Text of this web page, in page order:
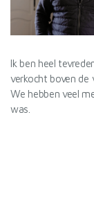
Ik ben heel
verkocht boven de
We hebben veel
was.